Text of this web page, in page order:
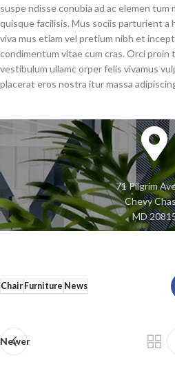
suspe ndisse conubia ad ac elemen tum
quisque facilisis. Mus sociis parturient a
viva mus etiam vel pretium nibh et
condimentum vitae cum cras. Orci proin
vestibulum ullamc orper felis vivamus
placerat eros nostra itur massa
71 Pilgrim
Chevy
MD
ChairFurniture News
Newer